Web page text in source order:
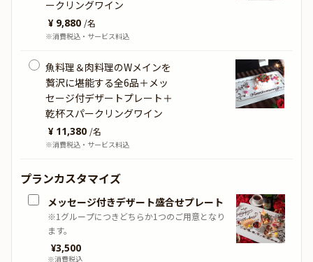
ークリングワイン
¥ 9,880 /名
※消費税込・サービス料込
魚料理＆肉料理のWメインを
贅沢に堪能する全6品＋メッ
セージ付デザートプレート＋
乾杯スパークリングワイン
¥ 11,380 /名
※消費税込・サービス料込
プランカスタマイズ
メッセージ付きデザート盛合せプレート
※1グループにつきどちらか1つのご用意となり
ます。
¥3,500
※消費税込